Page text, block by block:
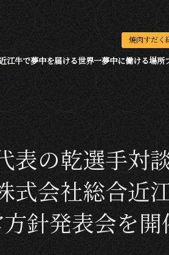
焼肉すだく
江牛で夢中を届ける世界一夢中に働ける場所
表の乾選手対
式会社総合近
針発表会を開